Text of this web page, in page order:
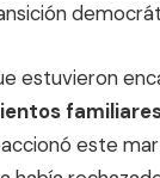
estuvieron
este